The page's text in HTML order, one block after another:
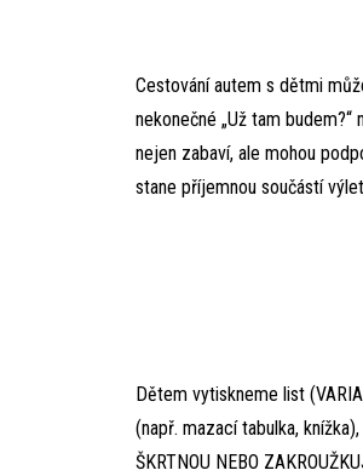
Cestování autem s dětmi
nekonečné „Už tam
nejen zabaví, ale mohou
stane příjemnou součástí
Dětem vytiskneme list
(např. mazací tabulka,
ŠKRTNOU NEBO